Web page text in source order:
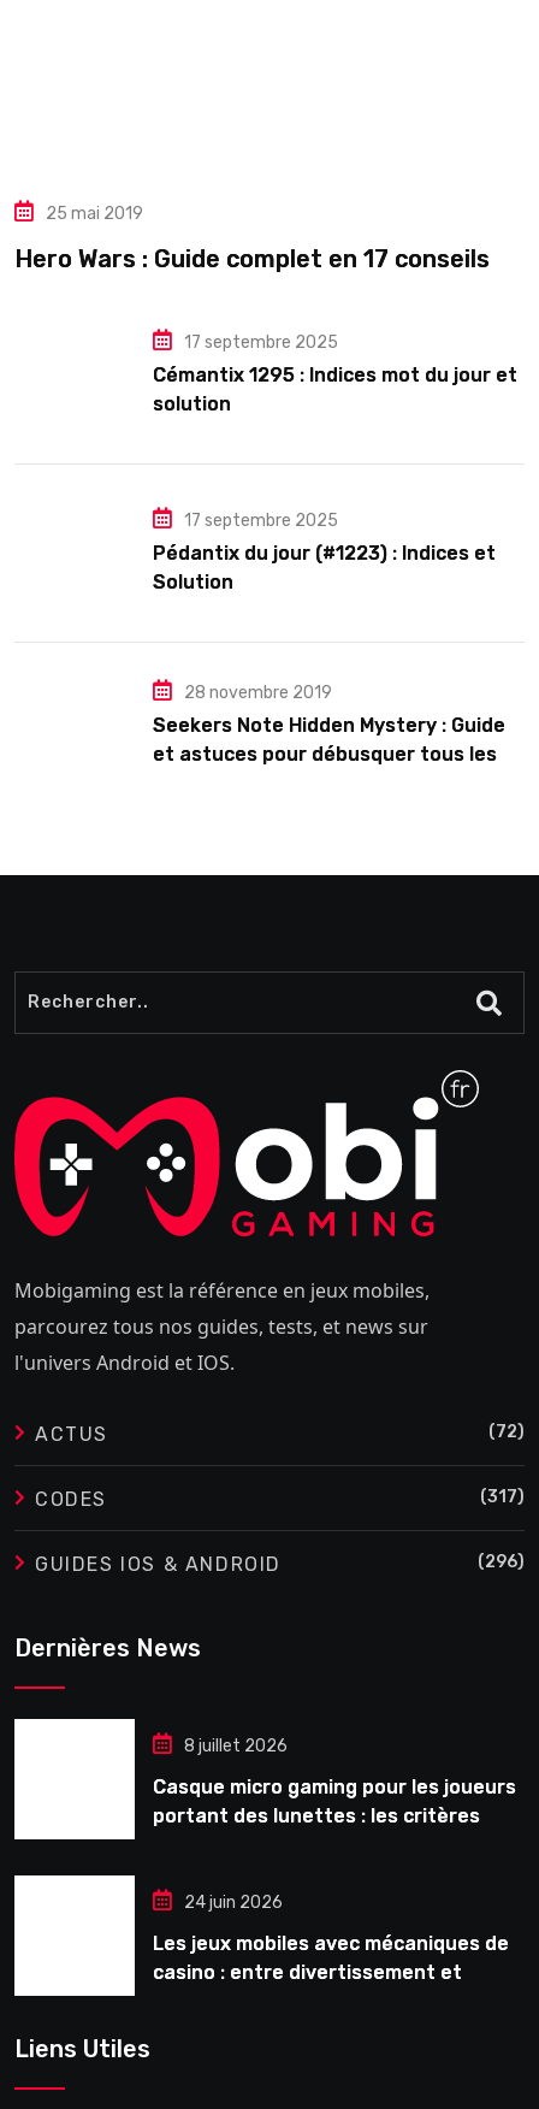
25 mai 2019
Hero Wars : Guide complet en 17 conseils
17 septembre 2025
Cémantix 1295 : Indices mot du jour et
solution
17 septembre 2025
Pédantix du jour (#1223) : Indices et
Solution
28 novembre 2019
Seekers Note Hidden Mystery : Guide
et astuces pour débusquer tous les
Mobigaming est la référence en jeux mobiles,
parcourez tous nos guides, tests, et news sur
l'univers Android et IOS.
ACTUS (72)
CODES (317)
GUIDES IOS & ANDROID (296)
Dernières News
8 juillet 2026
Casque micro gaming pour les joueurs
portant des lunettes : les critères
24 juin 2026
Les jeux mobiles avec mécaniques de
casino : entre divertissement et
Liens Utiles